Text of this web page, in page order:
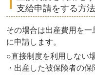
支給申請をする方法
その場合は出産費用を
に申請します。
○直接制度を利用しない
・出産した被保険者の保